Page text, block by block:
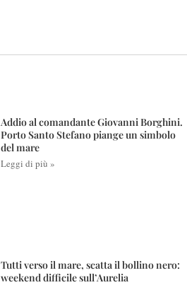
Addio al comandante Giovanni Borghini.
Porto Santo Stefano piange un simbolo
del mare
Leggi di più »
Tutti verso il mare, scatta il bollino nero:
weekend difficile sull’Aurelia